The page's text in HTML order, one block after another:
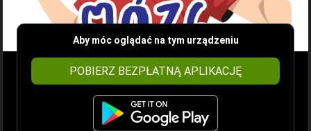
Aby móc oglądać na tym urządzeniu
POBIERZ BEZPŁATNĄ APLIKACJĘ